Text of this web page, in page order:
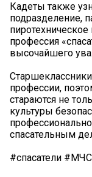
Кадеты также
подразделение,
профессия
высочайшего
профессии,
стараются не
культуры
спасательным
#спасатели